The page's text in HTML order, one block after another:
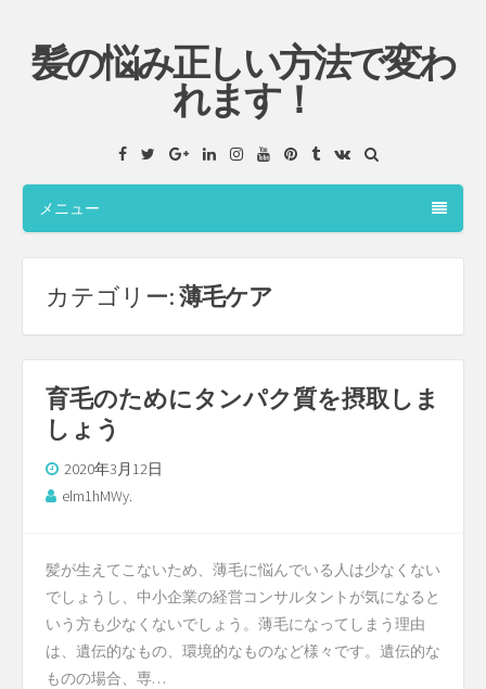
髪の悩み正しい方法で変わ
れます！
Facebook
TwitterGoogle+LinkedInInstagram
YouTubePinterest
Tumblr
VK
メニュー
カテゴリー:薄毛ケア
育毛のためにタンパク質を摂取しま
しょう
2020年3月12日
elm1hMWy.
髪が生えてこないため、薄毛に悩んでいる人は少なくない
でしょうし、中小企業の経営コンサルタントが気になると
いう方も少なくないでしょう。薄毛になってしまう理由
は、遺伝的なもの、環境的なものなど様々です。遺伝的な
ものの場合、専…